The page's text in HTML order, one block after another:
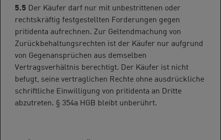
5.5 Der Käufer darf nur mit unbestrittenen oder
rechtskräftig festgestellten Forderungen gegen
pritidenta aufrechnen. Zur Geltendmachung von
Zurückbehaltungsrechten ist der Käufer nur aufgrund
von Gegenansprüchen aus demselben
Vertragsverhältnis berechtigt. Der Käufer ist nicht
befugt, seine vertraglichen Rechte ohne ausdrückliche
schriftliche Einwilligung von pritidenta an Dritte
abzutreten. § 354a HGB bleibt unberührt.